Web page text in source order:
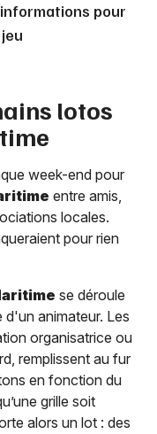
pour
lotos
week-end pour
entre amis,
locales.
pour rien
se déroule
animateur. Les
organisatrice ou
remplissent au fur
en fonction du
grille soit
alors un lot : des